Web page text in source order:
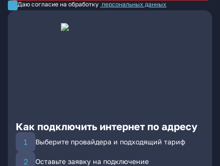
Даю согласие на обработку персональных данных
Как подключить интернет по адресу
Выберите провайдера и подходящий тариф
Оставьте заявку на подключение